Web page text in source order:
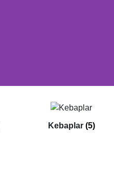
Kebaplar (5)